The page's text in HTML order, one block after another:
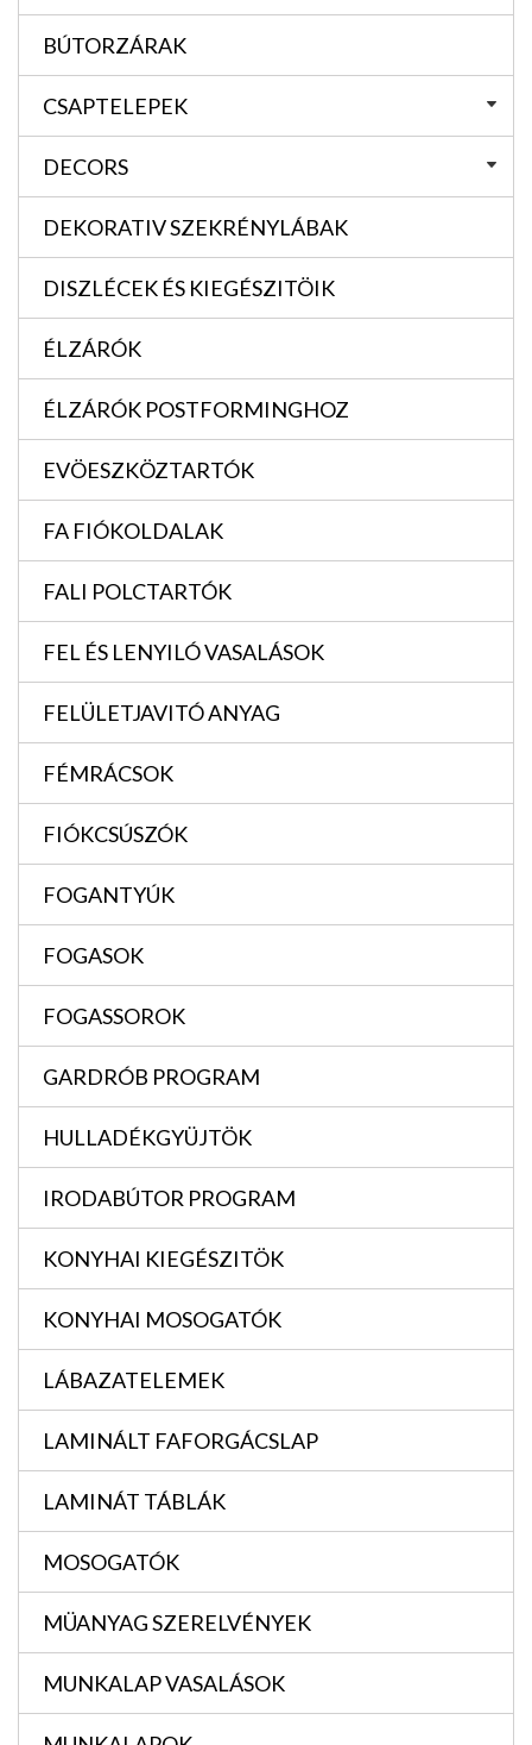
BÚTORZÁRAK
CSAPTELEPEK
DECORS
DEKORATIV SZEKRÉNYLÁBAK
DISZLÉCEK ÉS KIEGÉSZITÖIK
ÉLZÁRÓK
ÉLZÁRÓK POSTFORMINGHOZ
EVÖESZKÖZTARTÓK
FA FIÓKOLDALAK
FALI POLCTARTÓK
FEL ÉS LENYILÓ VASALÁSOK
FELÜLETJAVITÓ ANYAG
FÉMRÁCSOK
FIÓKCSÚSZÓK
FOGANTYÚK
FOGASOK
FOGASSOROK
GARDRÓB PROGRAM
HULLADÉKGYÜJTÖK
IRODABÚTOR PROGRAM
KONYHAI KIEGÉSZITÖK
KONYHAI MOSOGATÓK
LÁBAZATELEMEK
LAMINÁLT FAFORGÁCSLAP
LAMINÁT TÁBLÁK
MOSOGATÓK
MÜANYAG SZERELVÉNYEK
MUNKALAP VASALÁSOK